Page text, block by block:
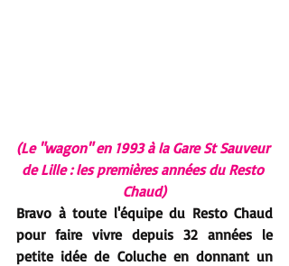
(Le "wagon" en 1993 à la Gare St Sauveur
de Lille : les premières années du Resto
Chaud)
Bravo à toute l'équipe du Resto Chaud
pour faire vivre depuis 32 années le
petite idée de Coluche en donnant un